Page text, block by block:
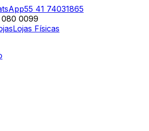
55 41 74031865
0099
Lojas Físicas